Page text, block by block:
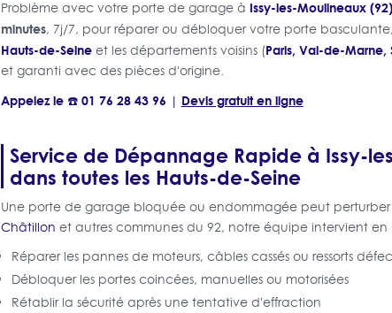
Problème avec votre porte de garage à Issy-les-Moulineaux (92)
minutes, 7j/7, pour réparer ou débloquer votre porte
Hauts-de-Seineet les départements voisins (Paris, Val-de-Marne,
et garanti avec des pièces d'origine.
Appelez le ☎️ 01 76 28 43 96 | Devis gratuit en ligne
Service de Dépannage Rapide à Issy-
dans toutes les Hauts-de-Seine
Une porte de garage bloquée ou endommagée peut perturber
Châtillon et autres communes du 92, notre équipe intervient
Réparer les pannes de moteurs, câbles cassés ou ressorts
Débloquer les portes coincées, manuelles ou motorisées
Rétablir la sécurité après une tentative d'effraction